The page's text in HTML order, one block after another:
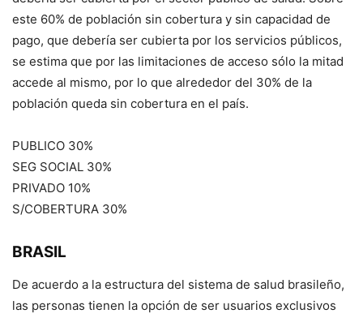
este 60% de población sin cobertura y sin capacidad de
pago, que debería ser cubierta por los servicios públicos,
se estima que por las limitaciones de acceso sólo la mitad
accede al mismo, por lo que alrededor del 30% de la
población queda sin cobertura en el país.
PUBLICO 30%
SEG SOCIAL 30%
PRIVADO 10%
S/COBERTURA 30%
BRASIL
De acuerdo a la estructura del sistema de salud brasileño,
las personas tienen la opción de ser usuarios exclusivos